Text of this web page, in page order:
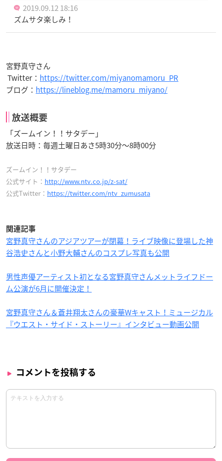
2019.09.12 18:16
ズムサタ楽しみ！
宮野真守さん
Twitter： https://twitter.com/miyanomamoru_PR
ブログ： https://lineblog.me/mamoru_miyano/
放送概要
「ズームイン！！サタデー」
放送日時：毎週土曜日あさ5時30分〜8時00分
ズームイン！！サタデー
公式サイト： http://www.ntv.co.jp/z-sat/
公式Twitter： https://twitter.com/ntv_zumusata
関連記事
宮野真守さんのアジアツアーが閉幕！ライブ映像に登場した神
谷浩史さんと小野大輔さんのコスプレ写真も公開
男性声優アーティスト初となる宮野真守さんメットライフドー
ム公演が6月に開催決定！
宮野真守さん＆蒼井翔太さんの豪華Wキャスト！ミュージカル
『ウエスト・サイド・ストーリー』インタビュー動画公開
コメントを投稿する